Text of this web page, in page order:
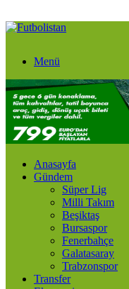
Menü
Anasayfa
Gündem
Süper Lig
Milli Takım
Beşiktaş
Bursaspor
Fenerbahçe
Galatasaray
Trabzonspor
Transfer